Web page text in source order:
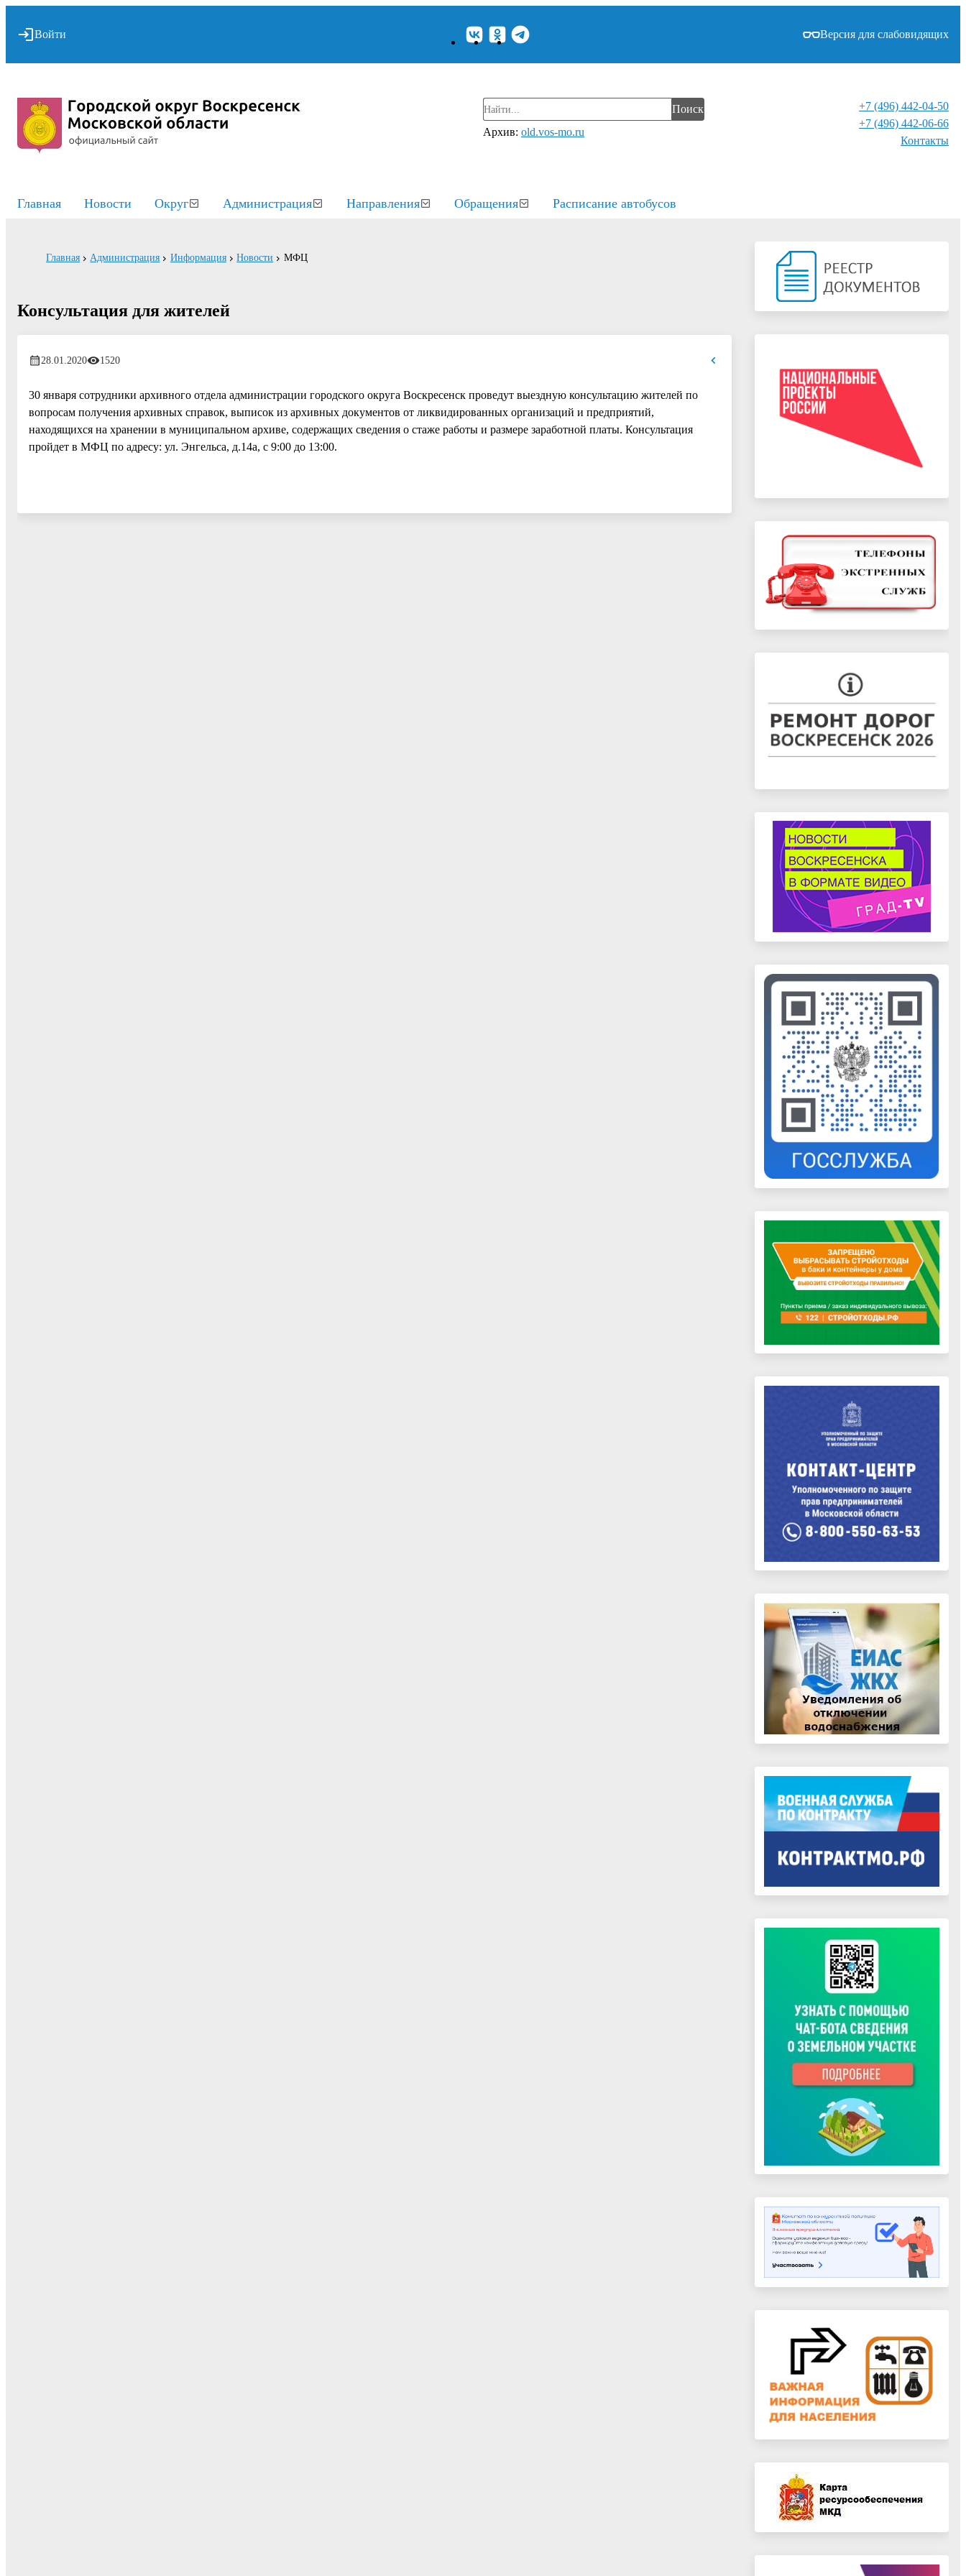
Войти Версия для слабовидящих
Поиск
Архив: old.vos-mo.ru
+7 (496) 442-04-50
+7 (496) 442-06-66
Контакты⁠
Главная Новости Округ Администрация Направления Обращения Расписание автобусов
Главная Администрация Информация Новости МФЦ
Консультация для жителей
28.01.2020 1520
30 января сотрудники архивного отдела администрации городского округа Воскресенск проведут выездную консультацию жителей по
вопросам получения архивных справок, выписок из архивных документов от ликвидированных организаций и предприятий,
находящихся на хранении в муниципальном архиве, содержащих сведения о стаже работы и размере заработной платы. Консультация
пройдет в МФЦ по адресу: ул. Энгельса, д.14а, с 9:00 до 13:00.